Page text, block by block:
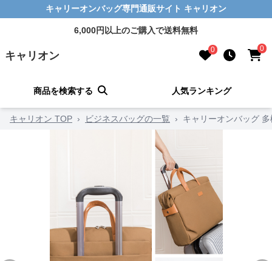
キャリーオンバッグ専門通販サイト キャリオン
6,000円以上のご購入で送料無料
キャリオン 0 0
商品を検索する 人気ランキング
キャリオン TOP › ビジネスバッグの一覧 › キャリーオンバッグ